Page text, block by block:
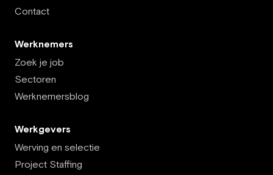
Contact
Werknemers
Zoek je job
Sectoren
Werknemersblog
Werkgevers
Werving en selectie
Project Staffing